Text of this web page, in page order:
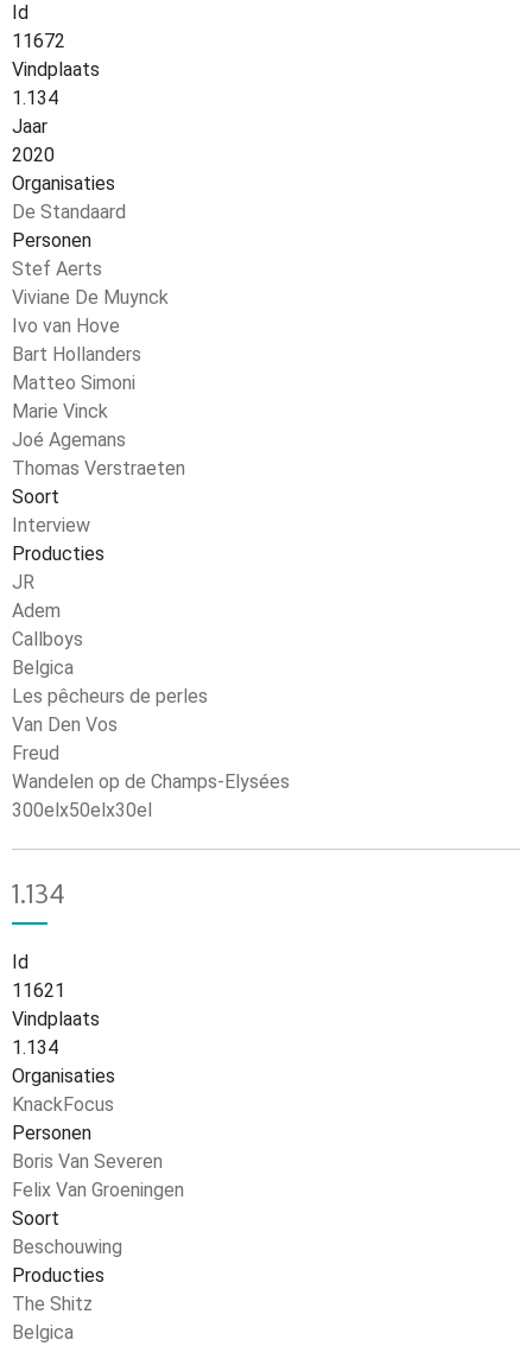
Id
11672
Vindplaats
1.134
Jaar
2020
Organisaties
De Standaard
Personen
Stef Aerts
Viviane De Muynck
Ivo van Hove
Bart Hollanders
Matteo Simoni
Marie Vinck
Joé Agemans
Thomas Verstraeten
Soort
Interview
Producties
JR
Adem
Callboys
Belgica
Les pêcheurs de perles
Van Den Vos
Freud
Wandelen op de Champs-Elysées
300elx50elx30el
1.134
Id
11621
Vindplaats
1.134
Organisaties
KnackFocus
Personen
Boris Van Severen
Felix Van Groeningen
Soort
Beschouwing
Producties
The Shitz
Belgica